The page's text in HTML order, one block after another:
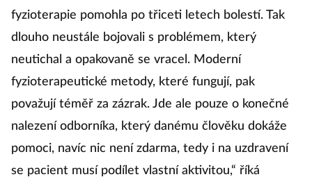
fyzioterapie pomohla po třiceti letech bolestí. Tak
dlouho neustále bojovali s problémem, který
neutichal a opakovaně se vracel. Moderní
fyzioterapeutické metody, které fungují, pak
považují téměř za zázrak. Jde ale pouze o konečné
nalezení odborníka, který danému člověku dokáže
pomoci, navíc nic není zdarma, tedy i na uzdravení
se pacient musí podílet vlastní aktivitou,“ říká